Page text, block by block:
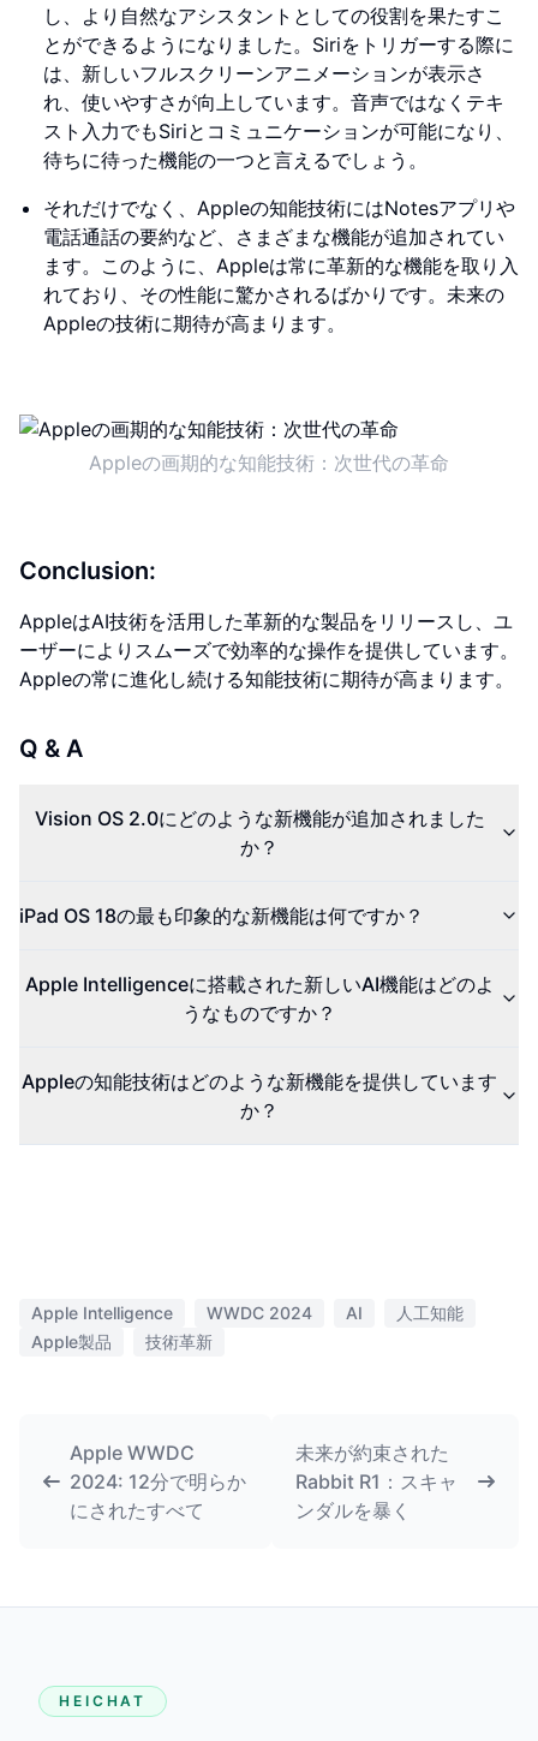
し、より自然なアシスタントとしての役割を果たすこ
とができるようになりました。Siriをトリガーする際に
は、新しいフルスクリーンアニメーションが表示さ
れ、使いやすさが向上しています。音声ではなくテキ
スト入力でもSiriとコミュニケーションが可能になり、
待ちに待った機能の一つと言えるでしょう。
それだけでなく、Appleの知能技術にはNotesアプリや
電話通話の要約など、さまざまな機能が追加されてい
ます。このように、Appleは常に革新的な機能を取り入
れており、その性能に驚かされるばかりです。未来の
Appleの技術に期待が高まります。
Appleの画期的な知能技術：次世代の革命
Conclusion:
AppleはAI技術を活用した革新的な製品をリリースし、ユ
ーザーによりスムーズで効率的な操作を提供しています。
Appleの常に進化し続ける知能技術に期待が高まります。
Q & A
Vision OS 2.0にどのような新機能が追加されました
か？
iPad OS 18の最も印象的な新機能は何ですか？
Apple Intelligenceに搭載された新しいAI機能はどのよ
うなものですか？
Appleの知能技術はどのような新機能を提供しています
か？
Apple Intelligence WWDC 2024 AI
人工知能
Apple製品
技術革新
Apple WWDC
2024: 12分で明らか
にされたすべて
未来が約束された
Rabbit R1：スキャ
ンダルを暴く
HEICHAT